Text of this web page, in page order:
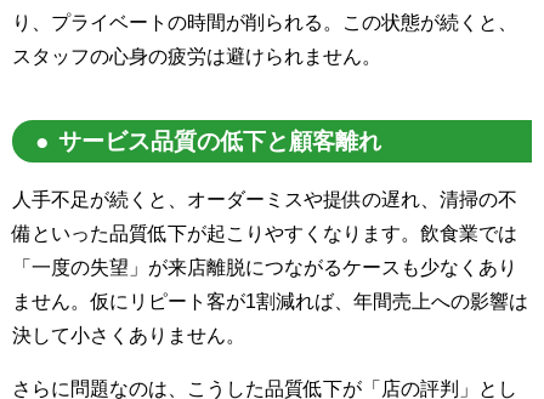
り、プライベートの時間が削られる。この状態が続くと、
スタッフの心身の疲労は避けられません。
サービス品質の低下と顧客離れ
人手不足が続くと、オーダーミスや提供の遅れ、清掃の不
備といった品質低下が起こりやすくなります。飲食業では
「一度の失望」が来店離脱につながるケースも少なくあり
ません。仮にリピート客が1割減れば、年間売上への影響は
決して小さくありません。
さらに問題なのは、こうした品質低下が「店の評判」とし